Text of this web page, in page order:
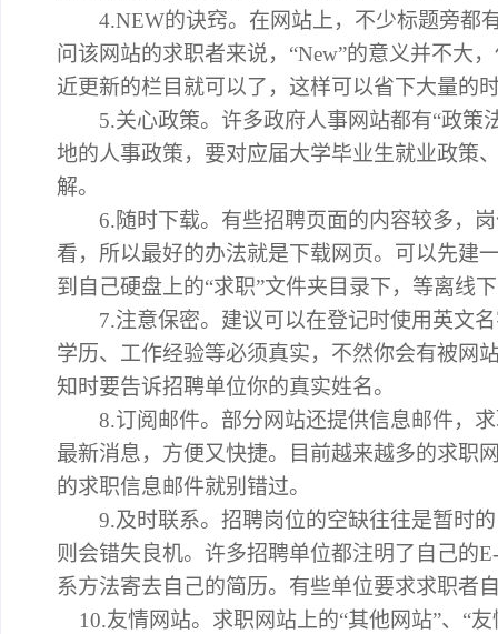
4.NEW的诀窍。在网站上，不少标题旁都有
问该网站的求职者来说，“New”的意义并不大
近更新的栏目就可以了，这样可以省下大量的
5.关心政策。许多政府人事网站都有“政策
地的人事政策，要对应届大学毕业生就业政策
解。
6.随时下载。有些招聘页面的内容较多，岗
看，所以最好的办法就是下载网页。可以先建
到自己硬盘上的“求职”文件夹目录下，等离线
7.注意保密。建议可以在登记时使用英文名
学历、工作经验等必须真实，不然你会有被网
知时要告诉招聘单位你的真实姓名。
8.订阅邮件。部分网站还提供信息邮件，求
最新消息，方便又快捷。目前越来越多的求职
的求职信息邮件就别错过。
9.及时联系。招聘岗位的空缺往往是暂时的
则会错失良机。许多招聘单位都注明了自己的
系方法寄去自己的简历。有些单位要求求职者
10.友情网站。求职网站上的“其他网站”、“